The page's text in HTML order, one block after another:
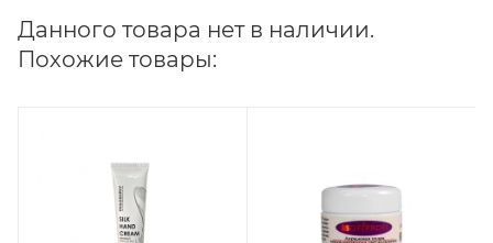
Данного товара нет в наличии.
Похожие товары: